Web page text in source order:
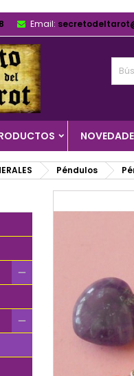
Email:
Péndulos